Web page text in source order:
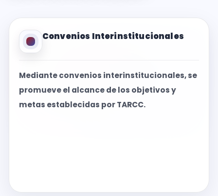
Convenios Interinstitucionales
Mediante convenios interinstitucionales, se
promueve el alcance de los objetivos y
metas establecidas por TARCC.